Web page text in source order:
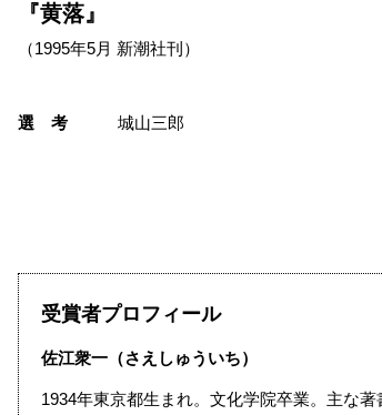
『黄落』
（1995年5月 新潮社刊）
選 考 城山三郎
受賞者プロフィール
佐江衆一（さえしゅういち）
1934年東京都生まれ。文化学院卒業。主な